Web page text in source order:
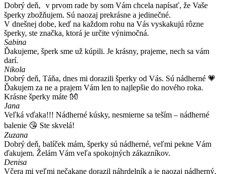
Dobrý deň, v prvom rade by som Vám chcela napísať, že Vaše
šperky zbožňujem. Sú naozaj prekrásne a jedinečné.
V dnešnej dobe, keď na každom rohu na Vás vyskakujú rôzne
šperky, ste značka, ktorá je určite výnimočná.
Sabina
Ďakujeme, šperk sme už kúpili. Je krásny, prajeme, nech sa vám
darí.
Nikola
Dobrý deň, Táňa, dnes mi dorazili šperky od Vás. Sú nádherné 💗
Ďakujem za ne a prajem Vám len to najlepšie do nového roka.
Krásne šperky máte 👐
Jana
Veľká vďaka!!! Nádherné kúsky, nesmierne sa teším – nádherné
balenie 😘 Ste skvelá!
Zuzana
Dobrý deň, balíček mám, šperky sú nádherné, veľmi pekne Vám
ďakujem. Želám Vám veľa spokojných zákazníkov.
Denisa
Včera mi veľmi nečakane dorazil náhrdelník a je naozaj nádherný.